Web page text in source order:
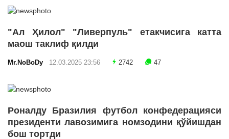
"Ал Ҳилол" "Ливерпуль" етакчисига катта
маош таклиф қилди
Mr.NoBoDy 12.03.2025 23:56 2742 47
Роналду Бразилия футбол конфедерацияси
президенти лавозимига номзодини қўйишдан
бош тортди